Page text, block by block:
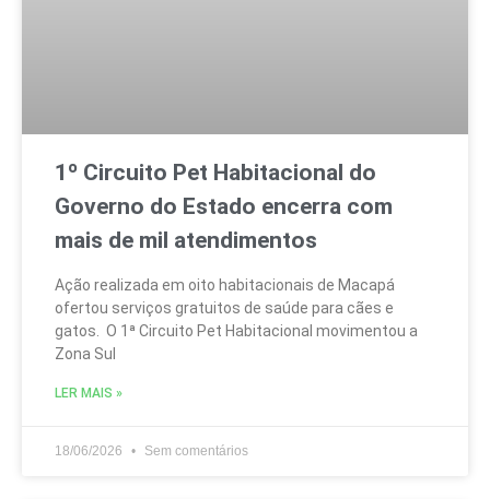
1º Circuito Pet Habitacional do
Governo do Estado encerra com
mais de mil atendimentos
Ação realizada em oito habitacionais de Macapá
ofertou serviços gratuitos de saúde para cães e
gatos. O 1ª Circuito Pet Habitacional movimentou a
Zona Sul
LER MAIS »
18/06/2026 Sem comentários